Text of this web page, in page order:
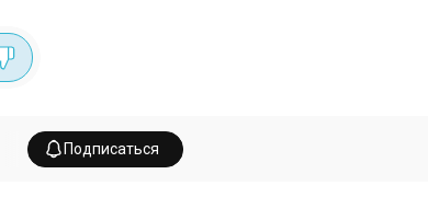
Подписаться